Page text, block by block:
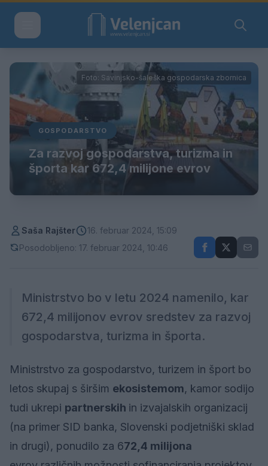
Foto: Savinjsko-šaleška gospodarska zbornica
GOSPODARSTVO
Za razvoj gospodarstva, turizma in
športa kar 672,4 milijone evrov
Saša Rajšter
16. februar 2024, 15:09
Posodobljeno: 17. februar 2024, 10:46
Ministrstvo bo v letu 2024 namenilo, kar
672,4 milijonov evrov sredstev za razvoj
gospodarstva, turizma in športa.
Ministrstvo za gospodarstvo, turizem in šport bo
letos skupaj s širšim ekosistemom, kamor sodijo
tudi ukrepi partnerskih in izvajalskih organizacij
(na primer SID banka, Slovenski podjetniški sklad
in drugi), ponudilo za 672,4 milijona